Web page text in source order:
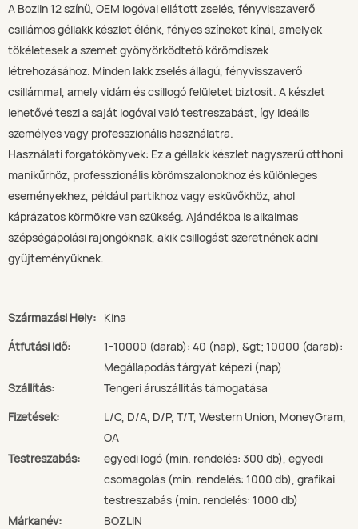
A Bozlin 12 színű, OEM logóval ellátott zselés, fényvisszaverő
csillámos géllakk készlet élénk, fényes színeket kínál, amelyek
tökéletesek a szemet gyönyörködtető körömdíszek
létrehozásához. Minden lakk zselés állagú, fényvisszaverő
csillámmal, amely vidám és csillogó felületet biztosít. A készlet
lehetővé teszi a saját logóval való testreszabást, így ideális
személyes vagy professzionális használatra.
Használati forgatókönyvek: Ez a géllakk készlet nagyszerű otthoni
manikűrhöz, professzionális körömszalonokhoz és különleges
eseményekhez, például partikhoz vagy esküvőkhöz, ahol
káprázatos körmökre van szükség. Ajándékba is alkalmas
szépségápolási rajongóknak, akik csillogást szeretnének adni
gyűjteményüknek.
Származási Hely: Kína
Átfutási Idő:
1-10000 (darab): 40 (nap), &gt; 10000 (darab):
Megállapodás tárgyát képezi (nap)
Szállítás:
Tengeri áruszállítás támogatása
Fizetések:
L/C, D/A, D/P, T/T, Western Union, MoneyGram,
OA
Testreszabás:
egyedi logó (min. rendelés: 300 db), egyedi
csomagolás (min. rendelés: 1000 db), grafikai
testreszabás (min. rendelés: 1000 db)
Márkanév:
BOZLIN